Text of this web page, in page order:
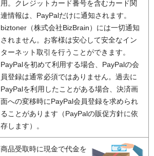
用。クレジットカード番号を含むカード関
連情報は、PayPalだけに通知されます。
biztoner（株式会社BizBrain）には一切通知
されません。お客様は安心して安全なイン
ターネット取引を行うことができます。
PayPalを初めて利用する場合、PayPalの会
員登録は通常必須ではありません。過去に
PayPalを利用したことがある場合、決済画
面への変移時にPayPal会員登録を求められ
ることがあります（PayPalの販促方針に依
存します）。
商品受取時に現金で代金を